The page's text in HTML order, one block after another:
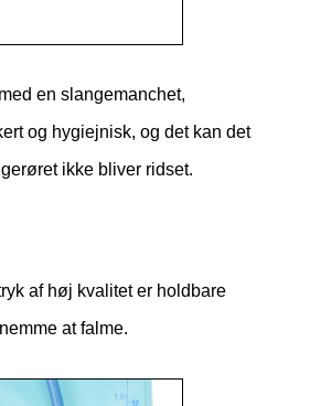
en slangemanchet,
og hygiejnisk, og det kan det
ikke bliver ridset.
af høj kvalitet er holdbare
at falme.